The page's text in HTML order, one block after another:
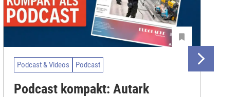
Podcast & Videos Podcast
Podcast kompakt: Autark